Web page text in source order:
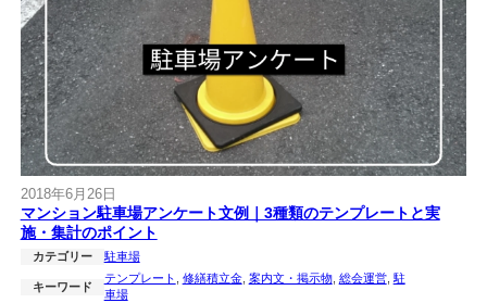
2018年6月26日
マンション駐車場アンケート文例｜3種類のテンプレートと実
施・集計のポイント
カテゴリー 駐車場
キーワード
テンプレート 修繕積立金, 案内文・掲示物, 総会運営, 駐
車場